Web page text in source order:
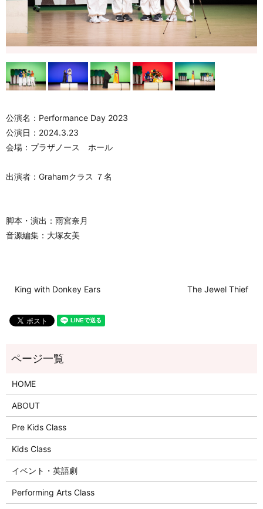
公演名：Performance Day 2023
公演日：2024.3.23
会場：プラザノース ホール
出演者：Grahamクラス ７名
脚本・演出：雨宮奈月
音源編集：大塚友美
King with Donkey Ears The Jewel Thief
HOME
ABOUT
Pre Kids Class
Kids Class
イベント・英語劇
Performing Arts Class